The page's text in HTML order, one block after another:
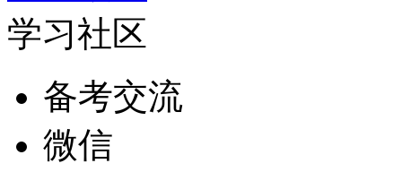
学习社区
备考交流
微信